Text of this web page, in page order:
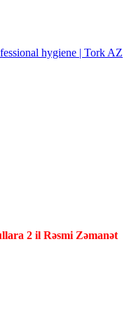
2 il Rəsmi Zəmanət